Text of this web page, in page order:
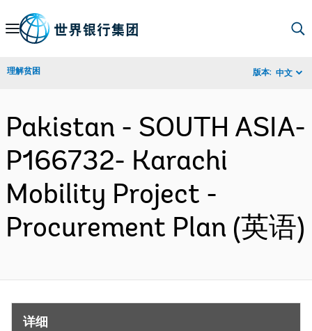
Skip
Navigation
理解贫困 版本: 中文
Pakistan - SOUTH ASIA-
P166732- Karachi
Mobility Project -
Procurement Plan (英语)
详细